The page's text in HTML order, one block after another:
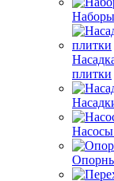
Наборы
плитки
Насосы